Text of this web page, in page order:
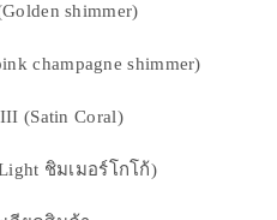
shimmer)
champagne shimmer)
(Satin Coral)
ชิมเมอร์โกโก้)